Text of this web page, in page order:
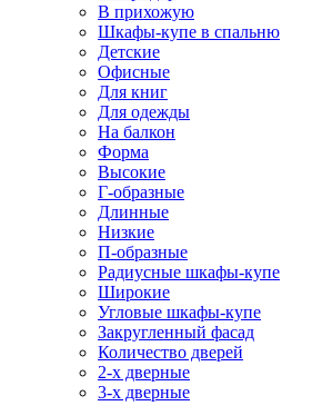
В прихожую
Шкафы-купе в спальню
Детские
Офисные
Для книг
Для одежды
На балкон
Форма
Высокие
Г-образные
Длинные
Низкие
П-образные
Радиусные шкафы-купе
Широкие
Угловые шкафы-купе
Закругленный фасад
Количество дверей
2-х дверные
3-х дверные